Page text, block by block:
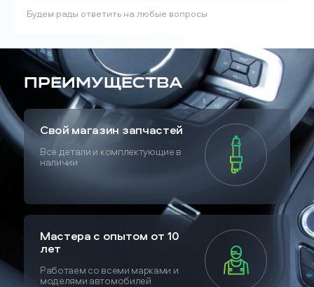
Будем рады ответить на любые вопросы
Преимущества
Свой магазин запчастей
Все детали и комплектующие в
наличии
Мастера с опытом от 10
лет
Работаем со всеми марками и
моделями автомобилей